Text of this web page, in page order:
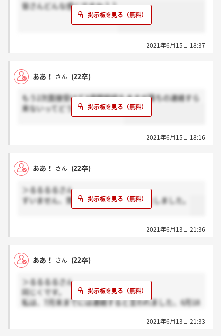
皆さんどんな感じですか？？
2021年6月15日 18:37
ああ！ さん (22卒)
もう2次面接受けて3週間程経ちますが落ちの連絡すら
来ないってどうなってんねん！
2021年6月15日 18:16
ああ！ さん (22卒)
＞るるるるさん
すいません、間違いました...。失礼いたしました。
2021年6月13日 21:36
ああ！ さん (22卒)
＞るるるるさん
同じくです。
私は、7月末までには連絡すると言われました、6月18
2021年6月13日 21:33